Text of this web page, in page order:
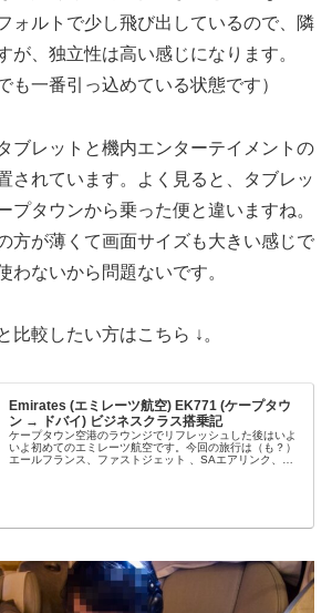
ォルトで少し飛び出しているので、隣
が、独立性は高い感じになります。
も一番引っ込めている状態です）
ブレットと機内エンターテイメントの
されています。よく見ると、タブレッ
プタウンから乗った便と違いますね。
方が薄くて画面サイズも大きい感じで
わないから問題ないです。
比較したい方はこちら ↓。
Emirates (エミレーツ航空) EK771 (ケープタウ
ン → ドバイ) ビジネスクラス搭乗記
ケープタウン空港のラウンジでリフレッシュした後はいよ
いよ初めてのエミレーツ航空です。今回の旅行は（も？）
エールフランス、ファストジェット 、SAエアリンク、マ